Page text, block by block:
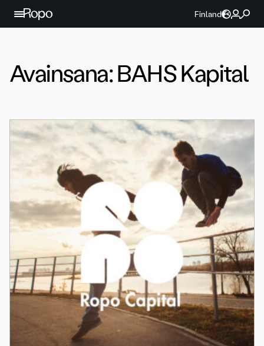
Jatka sisältöön
Finland
Avainsana:BAHS Kapital